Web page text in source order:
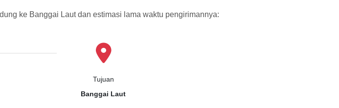
ke Banggai Laut dan estimasi lama waktu pengirimannya:
Tujuan
Banggai Laut